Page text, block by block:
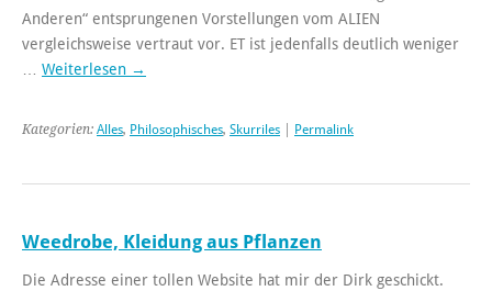
Anderen“ entsprungenen Vorstellungen vom ALIEN
vergleichsweise vertraut vor. ET ist jedenfalls deutlich weniger
… Weiterlesen →
Kategorien: Alles, Philosophisches, Skurriles Permalink
Weedrobe, Kleidung aus Pflanzen
Die Adresse einer tollen Website hat mir der Dirk geschickt.